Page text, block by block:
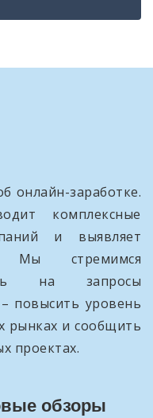
онлайн-заработке.
комплексные
и выявляет
Мы стремимся
на запросы
повысить уровень
рынках и сообщить
проектах.
обзоры